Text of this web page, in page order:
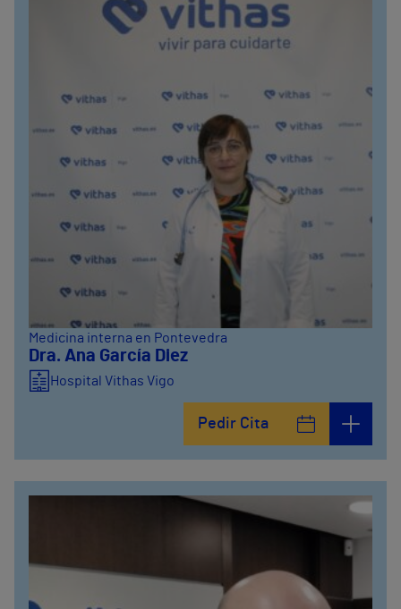
Medicina interna en Pontevedra
Dra. Ana García Diez
Hospital Vithas Vigo
Pedir Cita